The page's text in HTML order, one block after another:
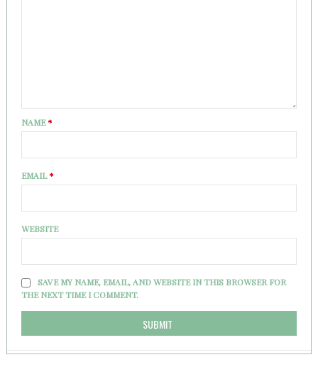
NAME*
EMAIL*
WEBSITE
SAVE MY NAME, EMAIL, AND WEBSITE IN THIS BROWSER FOR
THE NEXT TIME I COMMENT.